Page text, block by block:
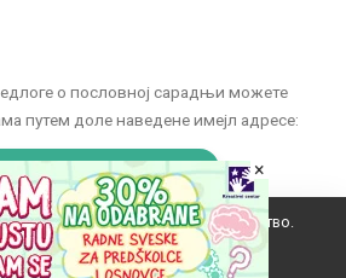
о пословној сарадњи можете
путем доле наведене имејл адресе:
by Zelena učionica. All Rights reserved.
колачиће да побољша ваше искуство.
Прихватам
×